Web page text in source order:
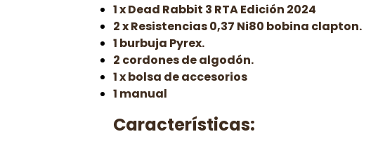
1 x Dead Rabbit 3 RTA Edición 2024
2 x Resistencias 0,37 Ni80 bobina clapton.
1 burbuja Pyrex.
2 cordones de algodón.
1 x bolsa de accesorios
1 manual
Características: